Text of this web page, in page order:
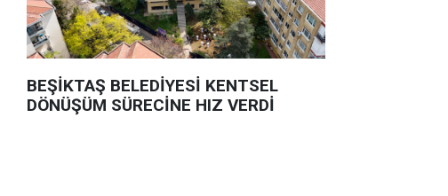
BEŞİKTAŞ BELEDİYESİ KENTSEL
DÖNÜŞÜM SÜRECİNE HIZ VERDİ